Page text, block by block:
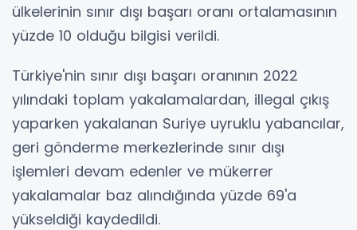
ülkelerinin sınır dışı başarı oranı ortalamasının
yüzde 10 olduğu bilgisi verildi.
Türkiye'nin sınır dışı başarı oranının 2022
yılındaki toplam yakalamalardan, illegal çıkış
yaparken yakalanan Suriye uyruklu yabancılar,
geri gönderme merkezlerinde sınır dışı
işlemleri devam edenler ve mükerrer
yakalamalar baz alındığında yüzde 69'a
yükseldiği kaydedildi.